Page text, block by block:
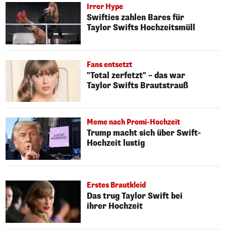
Irrer Hype
Swifties zahlen Bares für
Taylor Swifts Hochzeitsmüll
Fans entsetzt
"Total zerfetzt" – das war
Taylor Swifts Brautstrauß
Meme nach Promi-Hochzeit
Trump macht sich über Swift-
Hochzeit lustig
Erstes Brautkleid
Das trug Taylor Swift bei
ihrer Hochzeit